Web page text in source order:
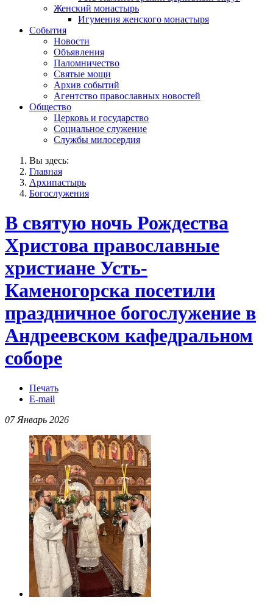
Женский монастырь
Игумения женского монастыря
События
Новости
Объявления
Паломничество
Святые мощи
Архив событий
Агентство православных новостей
Общество
Церковь и государство
Социальное служение
Службы милосердия
Вы здесь:
Главная
Архипастырь
Богослужения
В святую ночь Рождества
Христова православные
христиане Усть-
Каменогорска посетили
праздничное богослужение в
Андреевском кафедральном
соборе
Печать
E-mail
07 Январь 2026